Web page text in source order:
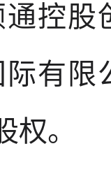
控股
有限
权。